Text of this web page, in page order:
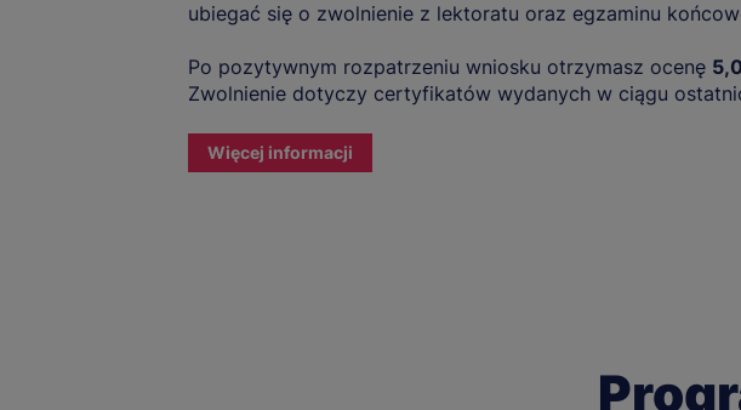
ubiegać się o zwolnienie z lektoratu oraz egzaminu
Po pozytywnym rozpatrzeniu wniosku otrzymasz ocenę 5,0
Zwolnienie dotyczy certyfikatów wydanych w ciągu
Więcej informacji